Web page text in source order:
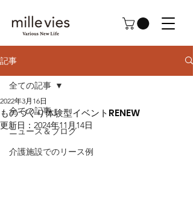
記事
全ての記事
ニュース＆ブログ
介護施設でのリース例
全ての記事
ものづくり体験型イベントRENEW
2022年3月16日
更新日： 2024年11月14日